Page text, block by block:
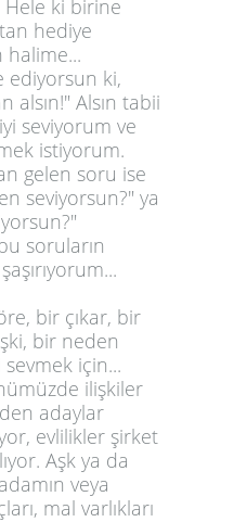
Hele ki birine
hediye
halime...
ediyorsun ki,
alsın!" Alsın tabii
seviyorum ve
istiyorum.
gelen soru ise
seviyorsun?" ya
soruların
bir çıkar, bir
bir neden
için...
ilişkiler
adaylar
evlilikler şirket
Aşk ya da
veya
mal varlıkları